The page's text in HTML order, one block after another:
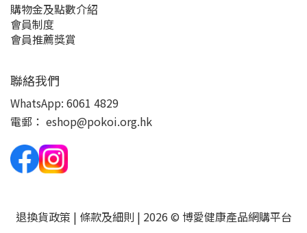
購物金及點數介紹
會員制度
會員推薦獎賞
聯絡我們
WhatsApp: 6061 4829
電郵： eshop@pokoi.org.hk
退換貨政策 | 條款及細則 | 2026 © 博愛健康產品網購平台